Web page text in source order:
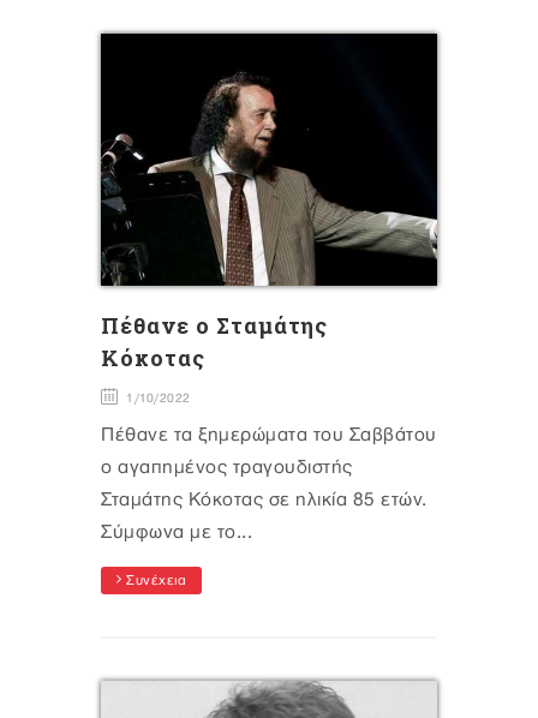
Πέθανε ο Σταμάτης
Κόκοτας
1/10/2022
Πέθανε τα ξημερώματα του Σαββάτου
ο αγαπημένος τραγουδιστής
Σταμάτης Κόκοτας σε ηλικία 85 ετών.
Σύμφωνα με το...
Συνέχεια